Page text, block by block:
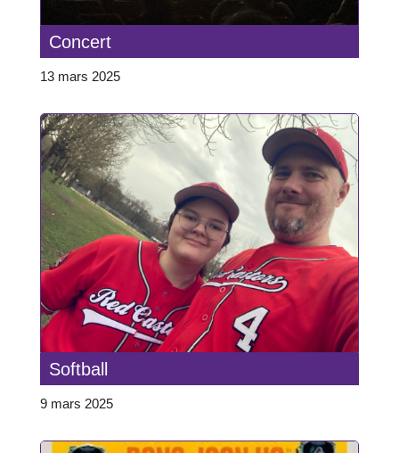
Concert
13 mars 2025
Softball
9 mars 2025